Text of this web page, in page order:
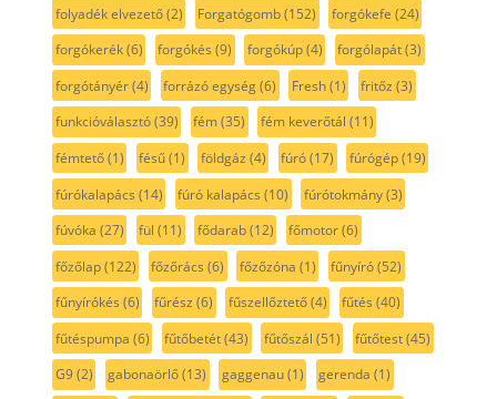
folyadék elvezető(2) Forgatógomb(152) forgókefe (24)
forgókerék(6) forgókés (9) forgókúp(4) forgólapát(3)
forgótányér(4) forrázó egység(6) Fresh(1) fritőz (3)
funkcióválasztó(39) fém(35) fém keverőtál (11)
fémtető(1) fésű(1) földgáz (4) fúró(17) fúrógép(19)
fúrókalapács (14) fúró kalapács (10) fúrótokmány(3)
fúvóka (27) fül (11) fődarab(12) főmotor(6)
főzőlap(122) főzőrács (6) főzőzóna (1) fűnyíró(52)
fűnyírókés (6) fűrész (6) fűszellőztető(4) fűtés (40)
fűtéspumpa (6) fűtőbetét(43) fűtőszál (51) fűtőtest(45)
G9(2) gabonaörlő(13) gaggenau(1) gerenda (1)